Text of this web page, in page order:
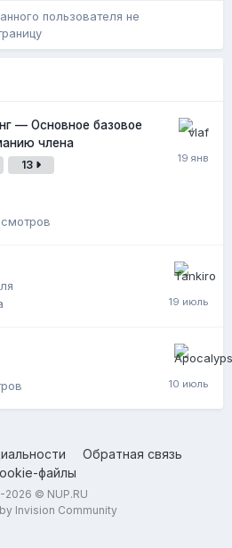
пользователя не
— Основное базовое
члена
13
Обратная связь
файлы
2026 © NUP.RU
Invision Community